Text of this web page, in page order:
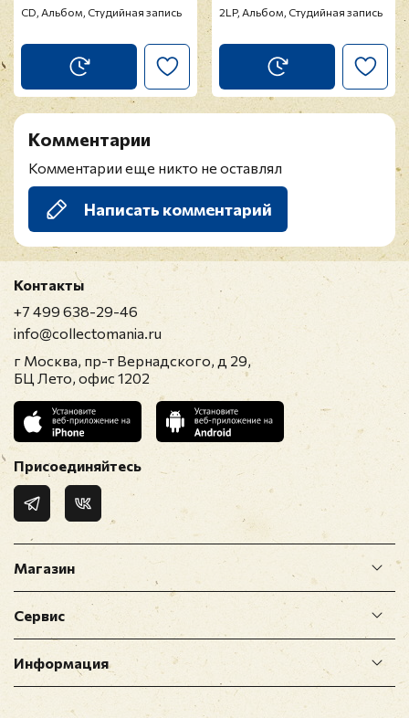
CD, Альбом, Студийная запись 2LP, Альбом, Студийная запись
Комментарии
Комментарии еще никто не оставлял
Написать комментарий
Магазин
Сервис
Информация
Контакты
+7 499 638-29-46
info@collectomania.ru
г Москва, пр-т Вернадского, д 29,
БЦ Лето, офис 1202
Присоединяйтесь